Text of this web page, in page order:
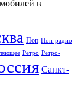
в
Поп Поп-радио
Ретро Ретро-
Санкт-